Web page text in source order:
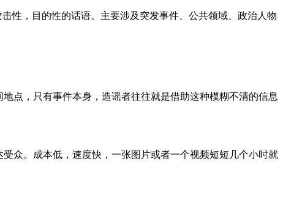
性，目的性的话语。主要涉及突发事件、公共领域、政治人物
点，只有事件本身，造谣者往往就是借助这种模糊不清的信息
众。成本低，速度快，一张图片或者一个视频短短几个小时就